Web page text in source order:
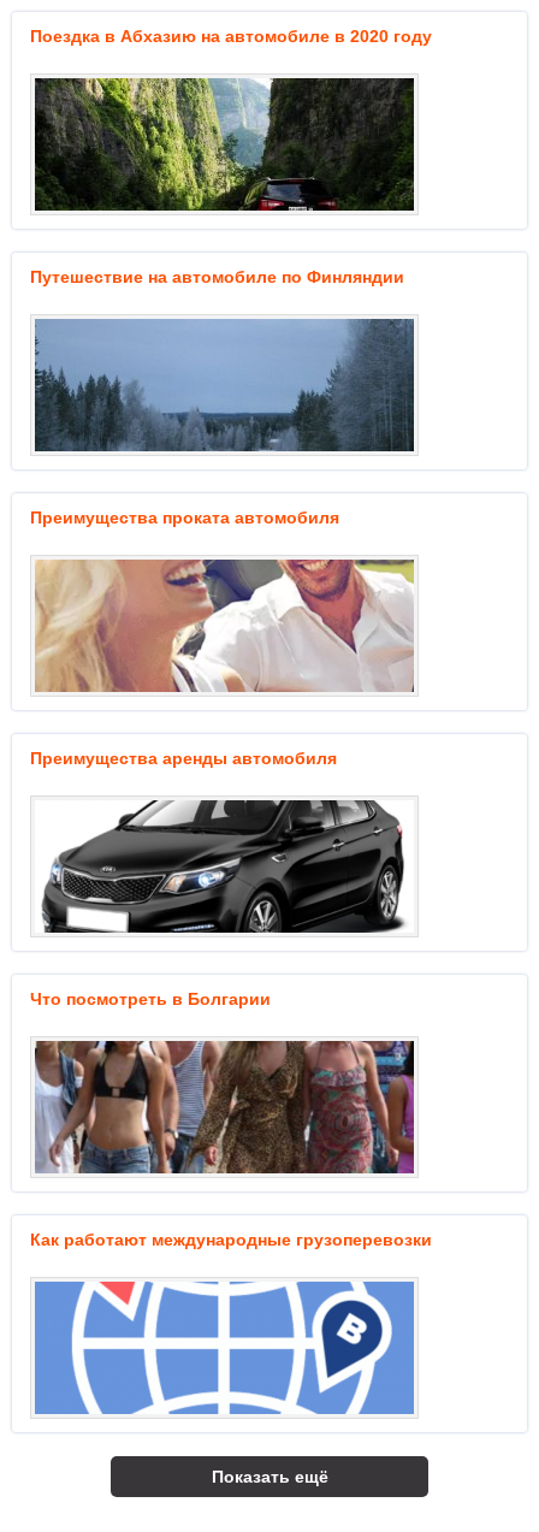
Поездка в Абхазию на автомобиле в 2020 году
Путешествие на автомобиле по Финляндии
Преимущества проката автомобиля
Преимущества аренды автомобиля
Что посмотреть в Болгарии
Как работают международные грузоперевозки
Показать ещё